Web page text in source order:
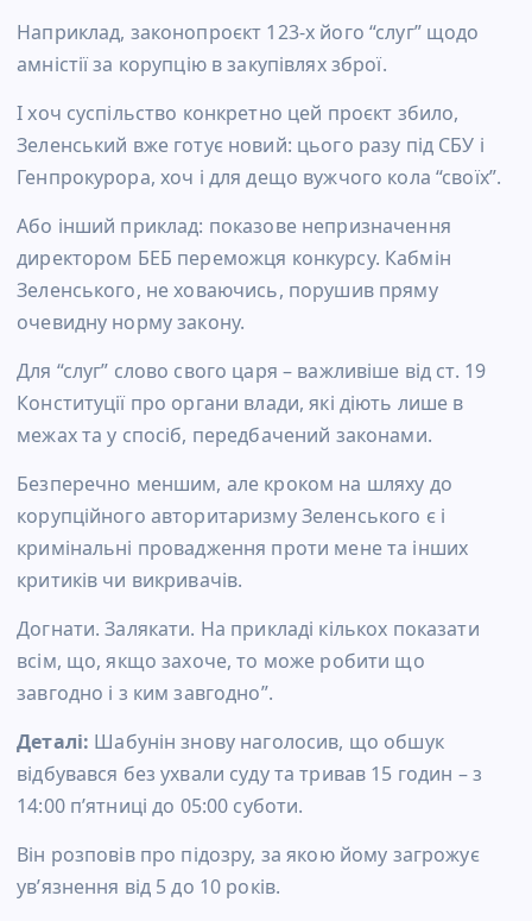
Наприклад, законопроєкт 123-х його “слуг” щодо
амністії за корупцію в закупівлях зброї.
І хоч суспільство конкретно цей проєкт збило,
Зеленський вже готує новий: цього разу під СБУ і
Генпрокурора, хоч і для дещо вужчого кола “своїх”.
Або інший приклад: показове непризначення
директором БЕБ переможця конкурсу. Кабмін
Зеленського, не ховаючись, порушив пряму
очевидну норму закону.
Для “слуг” слово свого царя – важливіше від ст. 19
Конституції про органи влади, які діють лише в
межах та у спосіб, передбачений законами.
Безперечно меншим, але кроком на шляху до
корупційного авторитаризму Зеленського є і
кримінальні провадження проти мене та інших
критиків чи викривачів.
Догнати. Залякати. На прикладі кількох показати
всім, що, якщо захоче, то може робити що
завгодно і з ким завгодно”.
Деталі: Шабунін знову наголосив, що обшук
відбувався без ухвали суду та тривав 15 годин – з
14:00 п’ятниці до 05:00 суботи.
Він розповів про підозру, за якою йому загрожує
ув’язнення від 5 до 10 років.